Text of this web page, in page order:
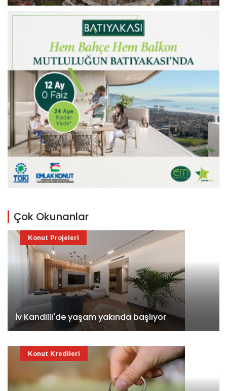
Çok Okunanlar
İv Kandilli'de yaşam yakında başlıyor
Konut Projeleri
Konut Kredileri